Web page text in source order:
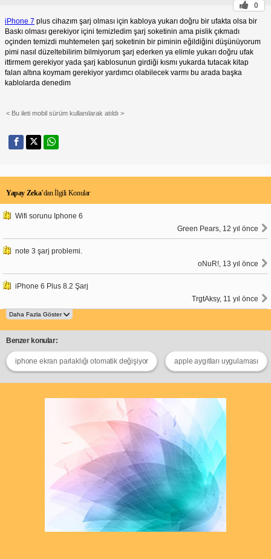
0
iPhone 7 plus cihazım şarj olması için kabloya yukarı doğru bir ufakta olsa bir
Baskı olması gerekiyor içini temizledim şarj soketinin ama pislik çıkmadı
oçinden temizdi muhtemelen şarj soketinin bir piminin eğildiğini düşünüyorum
pimi nasıl düzeltebilirim bilmiyorum şarj ederken ya elimle yukarı doğru ufak
ittirmem gerekiyor yada şarj kablosunun girdiği kısmı yukarda tutacak kitap
falan altına koymam gerekiyor yardımcı olabilecek varmı bu arada başka
kablolarda denedim
< Bu ileti mobil sürüm kullanılarak atıldı >
Yapay Zeka’dan İlgili Konular
Wifi sorunu Iphone 6
Green Pears, 12 yıl önce
note 3 şarj problemi.
oNuR!, 13 yıl önce
iPhone 6 Plus 8.2 Şarj
TrgtAksy, 11 yıl önce
Benzer konular:
iphone ekran parlaklığı otomatik değişiyor apple aygıtları uygulaması